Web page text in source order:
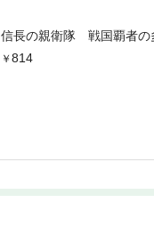
信長の親衛隊 戦国覇者の
814